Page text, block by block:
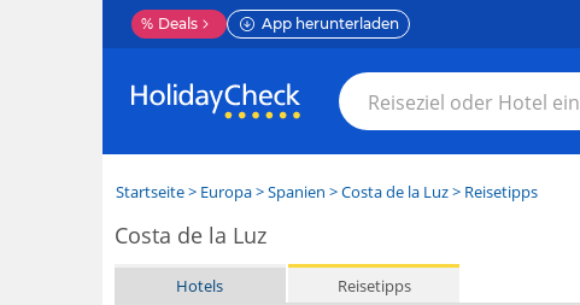
% Deals App herunterladen
Startseite> Europa>Spanien >Costa de la Luz> Reisetipps
Costa de la Luz
Hotels Reisetipps